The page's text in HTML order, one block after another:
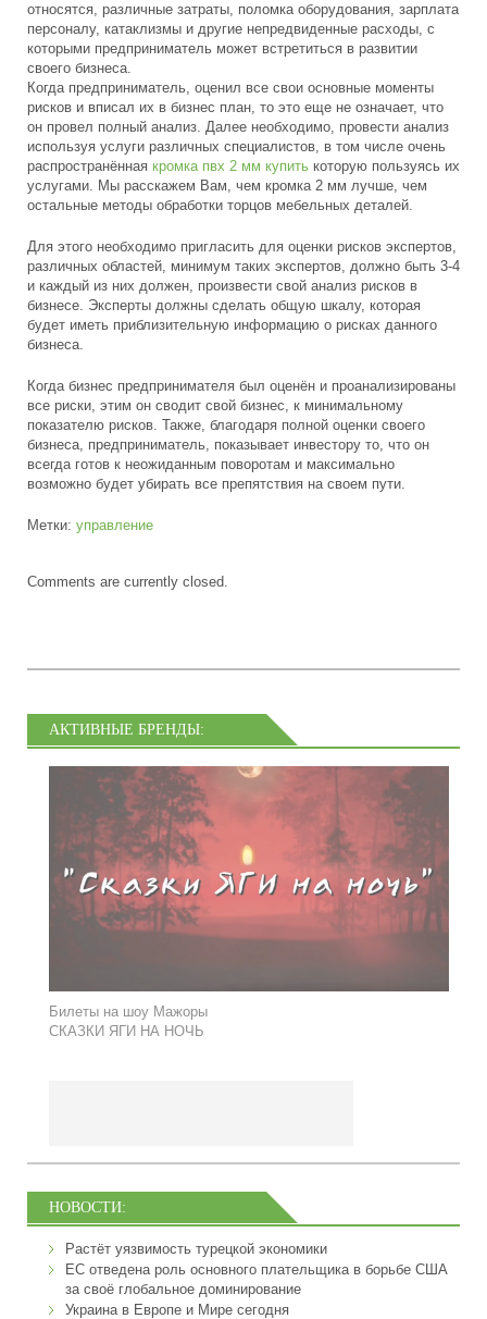
относятся, различные затраты, поломка оборудования, зарплата
персоналу, катаклизмы и другие непредвиденные расходы, с
которыми предприниматель может встретиться в развитии
своего бизнеса.
Когда предприниматель, оценил все свои основные моменты
рисков и вписал их в бизнес план, то это еще не означает, что
он провел полный анализ. Далее необходимо, провести анализ
используя услуги различных специалистов, в том числе очень
распространённая кромка пвх 2 мм купить которую пользуясь их
услугами. Мы расскажем Вам, чем кромка 2 мм лучше, чем
остальные методы обработки торцов мебельных деталей.
Для этого необходимо пригласить для оценки рисков экспертов,
различных областей, минимум таких экспертов, должно быть 3-4
и каждый из них должен, произвести свой анализ рисков в
бизнесе. Эксперты должны сделать общую шкалу, которая
будет иметь приблизительную информацию о рисках данного
бизнеса.
Когда бизнес предпринимателя был оценён и проанализированы
все риски, этим он сводит свой бизнес, к минимальному
показателю рисков. Также, благодаря полной оценки своего
бизнеса, предприниматель, показывает инвестору то, что он
всегда готов к неожиданным поворотам и максимально
возможно будет убирать все препятствия на своем пути.
Метки: управление
Comments are currently closed.
АКТИВНЫЕ БРЕНДЫ:
Билеты на шоу Мажоры
СКАЗКИ ЯГИ НА НОЧЬ
НОВОСТИ:
Растёт уязвимость турецкой экономики
ЕС отведена роль основного плательщика в борьбе США
за своё глобальное доминирование
Украина в Европе и Мире сегодня